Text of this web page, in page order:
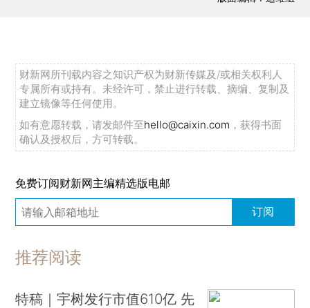
财新网所刊载内容之知识产权为财新传媒及/或相关权利人
专属所有或持有。未经许可，禁止进行转载、摘编、复制及
建立镜像等任何使用。
如有意愿转载，请发邮件至hello@caixin.com ，获得书面
确认及授权后，方可转载。
免费订阅财新网主编精选版电邮
订阅
推荐阅读
特稿｜宇树发行市值610亿 先